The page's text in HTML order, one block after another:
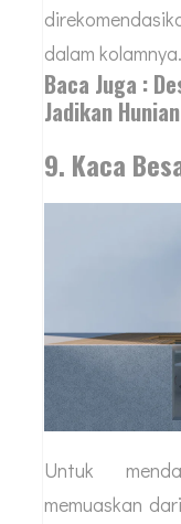
dalam kolamnya.
Baca Juga :
Jadikan
9. Kaca
Untuk
memuaskan